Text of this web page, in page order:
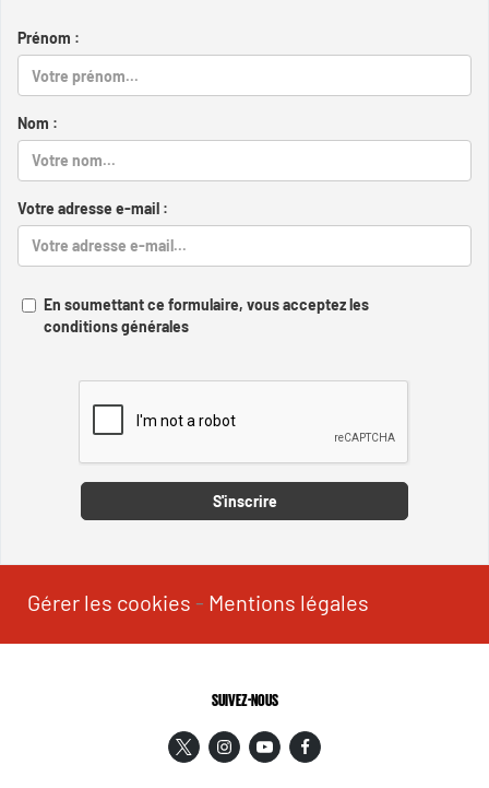
Prénom :
Nom :
Votre adresse e-mail :
En soumettant ce formulaire, vous acceptez les
conditions générales
S'inscrire
Gérer les cookies - Mentions légales
SUIVEZ-NOUS